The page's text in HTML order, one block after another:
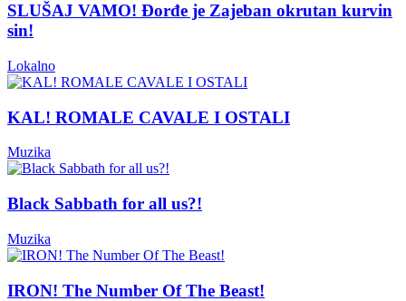
SLUŠAJ VAMO! Đorđe je Zajeban okrutan kurvin
sin!
Lokalno
KAL! ROMALE CAVALE I OSTALI
Muzika
Black Sabbath for all us?!
Muzika
IRON! The Number Of The Beast!